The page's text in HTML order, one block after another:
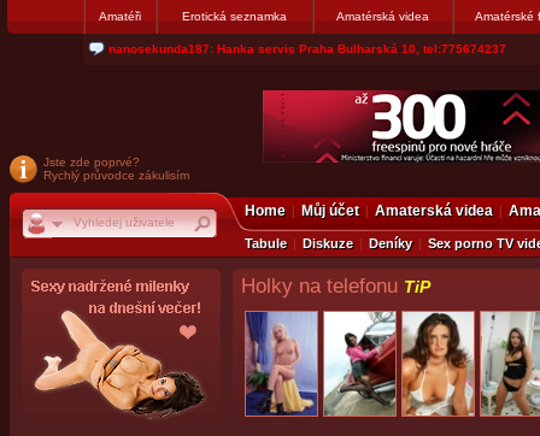
Amatéři Erotická seznamka Amatérská videa Amatérské
nanosekunda187: Hanka servis Praha Bulharská 10, tel:775674237
Jste zde poprvé?
Rychlý průvodce zákulisím
Home Můj účet Amaterská videa
Tabule Diskuze Deníky Sex porno TV
Holky na telefonu TiP